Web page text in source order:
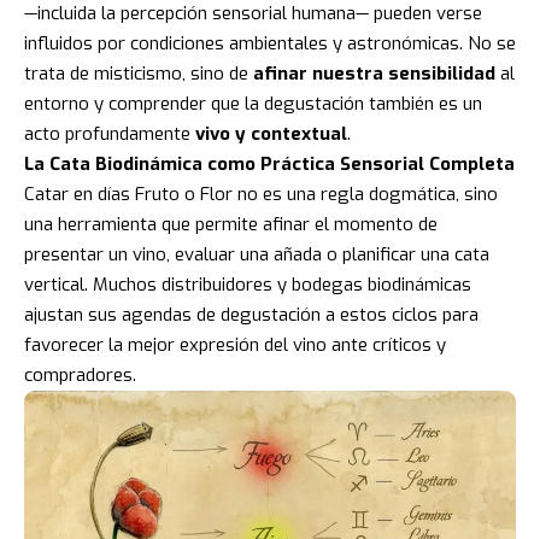
—incluida la percepción sensorial humana— pueden verse
influidos por condiciones ambientales y astronómicas. No se
trata de misticismo, sino de afinar nuestra sensibilidad al
entorno y comprender que la degustación también es un
acto profundamente vivo y contextual.
La Cata Biodinámica como Práctica Sensorial Completa
Catar en días Fruto o Flor no es una regla dogmática, sino
una herramienta que permite afinar el momento de
presentar un vino, evaluar una añada o planificar una cata
vertical. Muchos distribuidores y bodegas biodinámicas
ajustan sus agendas de degustación a estos ciclos para
favorecer la mejor expresión del vino ante críticos y
compradores.